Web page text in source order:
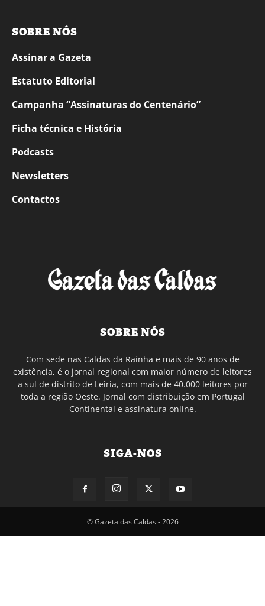
SOBRE NÓS
Assinar a Gazeta
Estatuto Editorial
Campanha “Assinaturas do Centenário”
Ficha técnica e História
Podcasts
Newsletters
Contactos
SOBRE NÓS
Com sede nas Caldas da Rainha e mais de 90 anos de
existência, é o jornal regional com maior número de leitores
a sul de distrito de Leiria, com mais de 40.000 leitores por
toda a região Oeste. Jornal com distribuição em Portugal
Continental e assinatura online.
SIGA-NOS
© Gazeta das Caldas - 2026